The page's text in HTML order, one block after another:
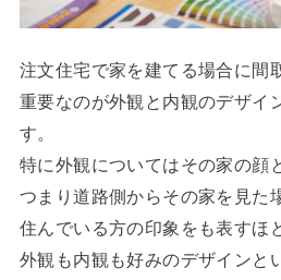
注文住宅で家を建てる場合に間
重要なのが外観と内観のデザイ
す。
特に外観についてはその家の顔
つまり道路側からその家を見た
住んでいる方の印象をも表すほ
外観も内観も好みのデザインと